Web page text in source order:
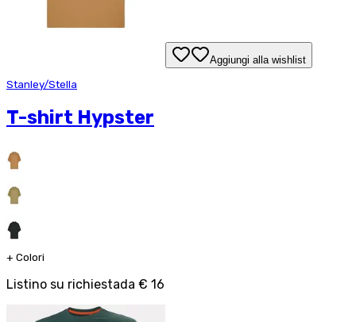
Aggiungi alla wishlist
Stanley/Stella
T-shirt Hypster
+ Colori
Listino su richiestada € 16